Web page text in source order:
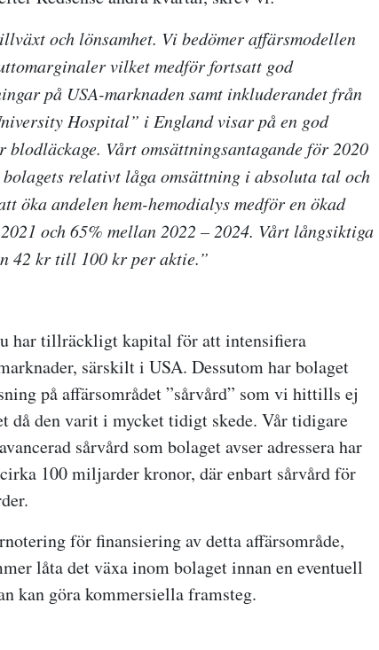
och lönsamhet. Vi bedömer affärsmodellen
vilket medför fortsatt god
på USA-marknaden samt inkluderandet från
Hospital” i England visar på en god
blodläckage. Vårt omsättningsantagande för 2020
relativt låga omsättning i absoluta tal och
öka andelen hem-hemodialys medför en ökad
och 65% mellan 2022 – 2024. Vårt långsiktiga
42 kr till 100 kr per aktie.”
har tillräckligt kapital för att intensifiera
särskilt i USA. Dessutom har bolaget
på affärsområdet ”sårvård” som vi hittills ej
då den varit i mycket tidigt skede. Vår tidigare
sårvård som bolaget avser adressera har
100 miljarder kronor, där enbart sårvård för
för finansiering av detta affärsområde,
låta det växa inom bolaget innan en eventuell
kan göra kommersiella framsteg.